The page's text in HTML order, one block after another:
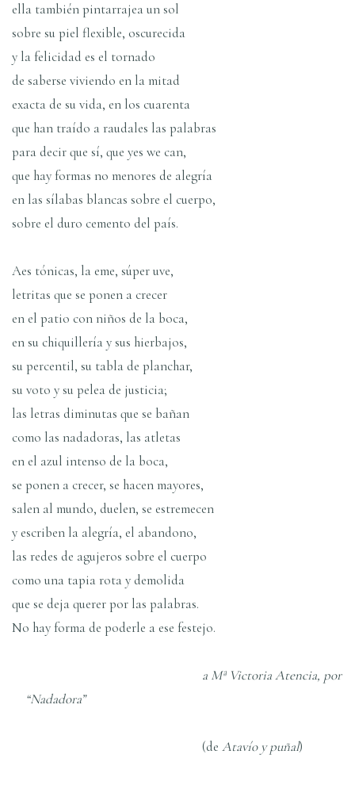
ella también pintarrajea un sol
sobre su piel flexible, oscurecida
y la felicidad es el tornado
de saberse viviendo en la mitad
exacta de su vida, en los cuarenta
que han traí­do a raudales las palabras
para decir que sí­, que yes we can,
que hay formas no menores de alegrí­a
en las sí­labas blancas sobre el cuerpo,
sobre el duro cemento del paí­s.
Aes tónicas, la eme, súper uve,
letritas que se ponen a crecer
en el patio con niños de la boca,
en su chiquillerí­a y sus hierbajos,
su percentil, su tabla de planchar,
su voto y su pelea de justicia;
las letras diminutas que se bañan
como las nadadoras, las atletas
en el azul intenso de la boca,
se ponen a crecer, se hacen mayores,
salen al mundo, duelen, se estremecen
y escriben la alegrí­a, el abandono,
las redes de agujeros sobre el cuerpo
como una tapia rota y demolida
que se deja querer por las palabras.
No hay forma de poderle a ese festejo.
a Mª Victoria Atencia, por
“Nadadora”
(de Ataví­o y puñal)